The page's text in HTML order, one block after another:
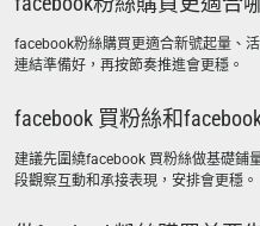
facebook粉絲購買更適合新號起量、
連結準備好，再按節奏推進會更穩。
facebook 買粉絲和
建議先圍繞facebook 買粉絲做基礎鋪
段觀察互動和承接表現，安排會更穩。